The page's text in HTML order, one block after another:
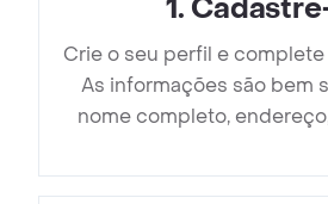
1.
Crie o seu perfil e
As informações são bem
nome completo,